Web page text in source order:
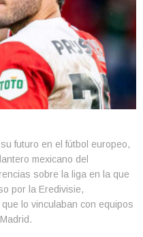
futuro en el fútbol europeo,
mexicano del
sobre la liga en la que
por la Eredivisie,
lo vinculaban con equipos